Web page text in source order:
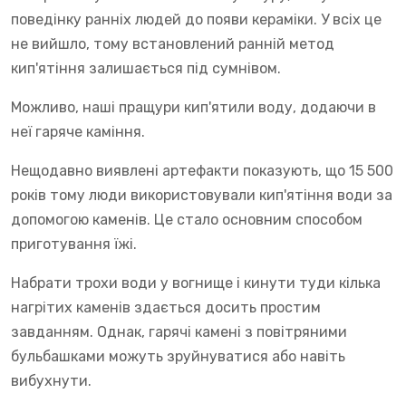
поведінку ранніх людей до появи кераміки. У всіх це
не вийшло, тому встановлений ранній метод
кип'ятіння залишається під сумнівом.
Можливо, наші пращури кип'ятили воду, додаючи в
неї гаряче каміння.
Нещодавно виявлені артефакти показують, що 15 500
років тому люди використовували кип'ятіння води за
допомогою каменів. Це стало основним способом
приготування їжі.
Набрати трохи води у вогнище і кинути туди кілька
нагрітих каменів здається досить простим
завданням. Однак, гарячі камені з повітряними
бульбашками можуть зруйнуватися або навіть
вибухнути.